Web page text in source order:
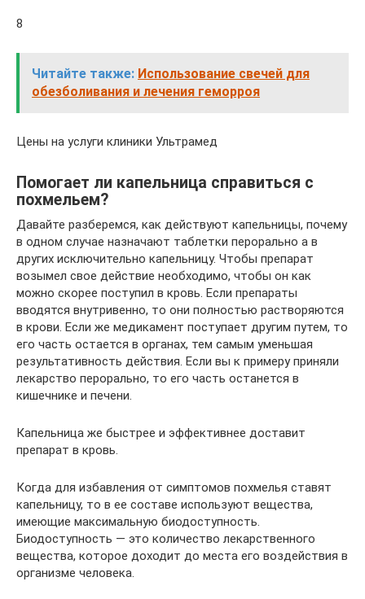
8
Читайте также: Использование свечей для
обезболивания и лечения геморроя
Цены на услуги клиники Ультрамед
Помогает ли капельница справиться с
похмельем?
Давайте разберемся, как действуют капельницы, почему
в одном случае назначают таблетки перорально а в
других исключительно капельницу. Чтобы препарат
возымел свое действие необходимо, чтобы он как
можно скорее поступил в кровь. Если препараты
вводятся внутривенно, то они полностью растворяются
в крови. Если же медикамент поступает другим путем, то
его часть остается в органах, тем самым уменьшая
результативность действия. Если вы к примеру приняли
лекарство перорально, то его часть останется в
кишечнике и печени.
Капельница же быстрее и эффективнее доставит
препарат в кровь.
Когда для избавления от симптомов похмелья ставят
капельницу, то в ее составе используют вещества,
имеющие максимальную биодоступность.
Биодоступность — это количество лекарственного
вещества, которое доходит до места его воздействия в
организме человека.